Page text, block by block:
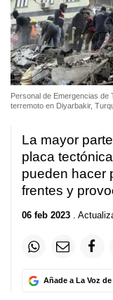
Personal de Emergencias
terremoto en Diyarbakir,
La mayor
placa
pueden hacer
frentes y
06 feb 2023 .
Añade a La Voz